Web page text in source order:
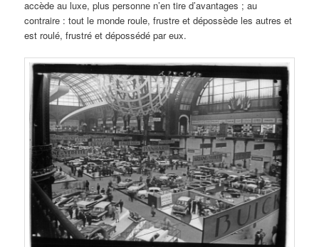
accède au luxe, plus personne n’en tire d’avantages ; au
contraire : tout le monde roule, frustre et dépossède les autres et
est roulé, frustré et dépossédé par eux.